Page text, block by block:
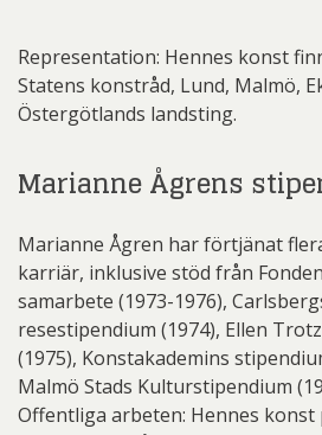
Representation: Hennes konst
Statens konstråd, Lund, Malmö,
Östergötlands landsting.
Marianne Ågrens
Marianne Ågren har förtjänat
karriär, inklusive stöd från
samarbete (1973-1976),
resestipendium (1974), Ellen
(1975), Konstakademins
Malmö Stads Kulturstipendium
Offentliga arbeten: Hennes